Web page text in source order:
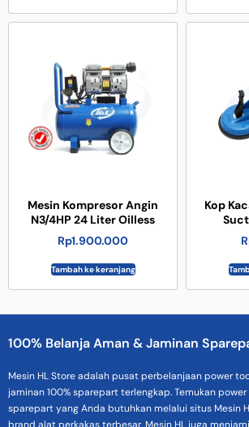
Mesin Kompresor Angin
N3/4HP 24 Liter Oilless
Rp1.900.000
Tambah ke keranjang
Kop
100% Belanja Aman & Jaminan
Mesin HL Store adalah pusat perbelanjaan power
jaminan 100% sparepart terlengkap. Temukan
sparepart yang Anda butuhkan melalui situs Mesin